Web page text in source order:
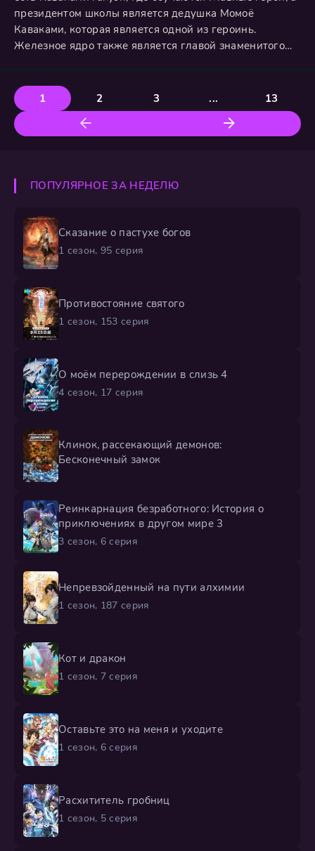
президентом школы является дедушка Момоё
Каваками, которая является одной из героинь.
Железное ядро также является главой знаменитого
отличается школьным духом от образовательной
философии железного ядра, и для него характерны
уникальные мероприятия и
1 2 3 ... 13
ПОПУЛЯРНОЕ ЗА НЕДЕЛЮ
Сказание о пастухе богов
1 сезон, 95 серия
Противостояние святого
1 сезон, 153 серия
О моём перерождении в слизь 4
4 сезон, 17 серия
Клинок, рассекающий демонов:
Бесконечный замок
Реинкарнация безработного: История о
приключениях в другом мире 3
3 сезон, 6 серия
Непревзойденный на пути алхимии
1 сезон, 187 серия
Кот и дракон
1 сезон, 7 серия
Оставьте это на меня и уходите
1 сезон, 6 серия
Расхититель гробниц
1 сезон, 5 серия